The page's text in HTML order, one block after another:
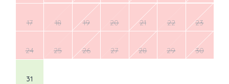
17 18 19 20 21 22 23
24 25 26 27 28 29 30
31